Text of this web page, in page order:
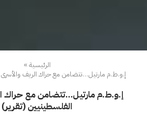
الرئيسية»
إ.و.ط.م مارتيل…تتضامن مع حراك الريف والأسرى
إ.و.ط.م مارتيل…تتضامن مع حراك
الفلسطينيين (تقرير)